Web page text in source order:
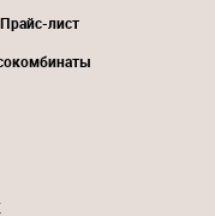
Прайс-лист